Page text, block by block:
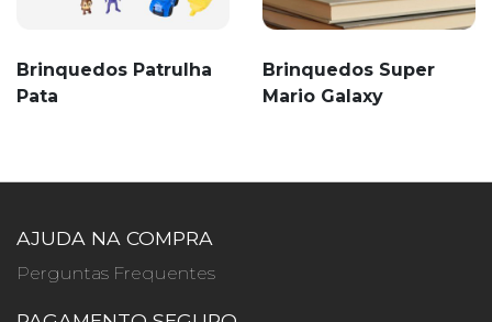
Brinquedos Patrulha
Pata
Brinquedos Super
Mario Galaxy
AJUDA NA COMPRA
Perguntas Frequentes